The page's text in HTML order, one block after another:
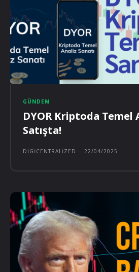
GÜNDEM
DYOR Kriptoda Temel
Satışta!
DIGICENTRALIZED - 22/04/2025